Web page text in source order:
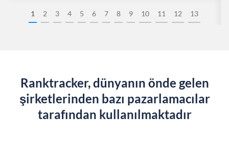
1 2 3 4 5 6 7 8 9 10 11 12 13
Ranktracker, dünyanın önde gelen
şirketlerinden bazı pazarlamacılar
tarafından kullanılmaktadır